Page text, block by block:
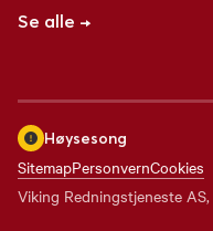
Se alle →
Viking Redningstjeneste AS,
Høysesong
SitemapPersonvernCookies